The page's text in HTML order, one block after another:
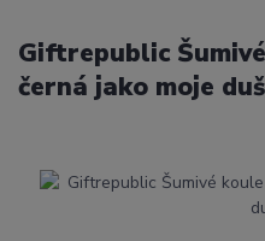
Giftrepublic
černá jako moje